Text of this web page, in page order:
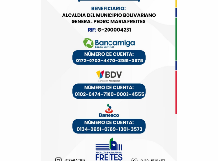
¿Quiénes están sujetos al pago de este
impuesto?
Toda personal natural o jurídica que exhiba, proyecte o
instale en bienes del
dominio público municipal o en inmuebles de
propiedad privada, siempre que sean
visibles por el público, o que se reparta de forma
impresa en la vía pública en la
jurisdicción del Municipio Freites.
¿Cuándo se paga este impuesto?